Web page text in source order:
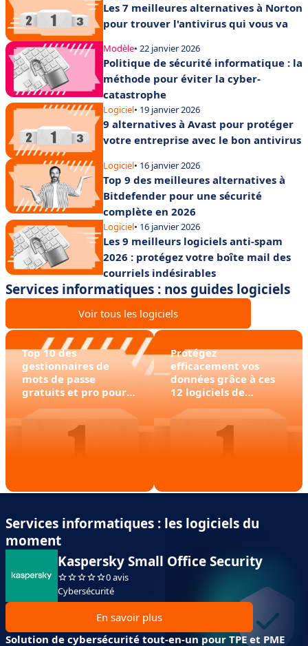
Les 7 meilleures alternatives à Norton
pour trouver l'antivirus qui vous va
Modèle• 22 janvier 2026
Politique de sécurité informatique : la
méthode pour éviter la cyber-
catastrophe
Logiciel• 19 janvier 2026
9 alternatives à Avast pour protéger
votre entreprise avec le bon antivirus
Logiciel• 16 janvier 2026
Top 9 des meilleures alternatives à
Bitdefender pour une sécurité
complète en 2026
Logiciel• 16 janvier 2026
Les 9 meilleurs logiciels anti-spam
2026 : protégez votre boîte mail des
courriels indésirables
Services informatiques : nos guides logiciels
Voir tous les logiciels
Top 10 des
gestionnaires de
mots de passe
gratuits et pro pour
[comparatif 2026]
Protégez
efficacement vos
données grâce à ces
12 logiciels de
Services informatiques : les logiciels du
moment
Kaspersky Small Office Security
0 avis
Cybersécurité
En savoir plus
Solution de cybersécurité tout-en-un pour TPE et PME